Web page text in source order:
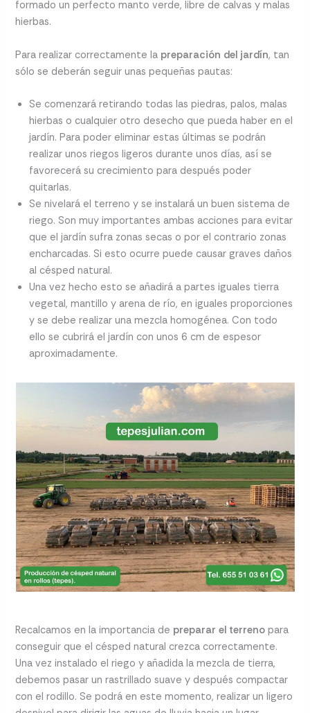
formado un perfecto manto verde, libre de calvas y malas
hierbas.
Para realizar correctamente la preparación del jardín, tan
sólo se deberán seguir unas pequeñas pautas:
Se comenzará retirando todas las piedras, palos, malas
hierbas o cualquier otro desecho que pueda haber en el
jardín. Para poder eliminar estas últimas se podrán
realizar unos riegos ligeros durante unos días, así se
favorecerá su crecimiento para después poder
quitarlas.
Se nivelará el terreno y se instalará un buen sistema de
riego. Son muy importantes ambas acciones para evitar
que el jardín sufra zonas secas o por el contrario zonas
encharcadas. Si esto ocurre puede causar graves daños
al césped natural.
Una vez hecho esto se añadirá a partes iguales tierra
vegetal, mantillo y arena de río, en iguales proporciones
y se debe realizar una mezcla homogénea. Con todo
ello se cubrirá el jardín con unos 6 cm de espesor
aproximadamente.
Recalcamos en la importancia de preparar el terreno para
conseguir que el césped natural crezca correctamente.
Una vez instalado el riego y añadida la mezcla de tierra,
debemos pasar un rastrillado suave y después compactar
con el rodillo. Se podrá en este momento, realizar un ligero